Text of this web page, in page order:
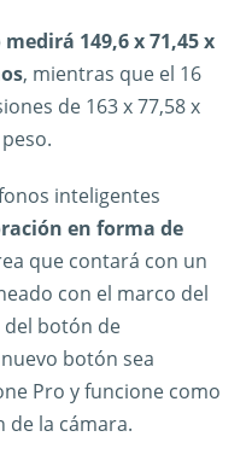
149,6 x 71,45 x
, mientras que el 16
de 163 x 77,58 x
inteligentes
en forma de
que contará con un
con el marco del
del botón de
botón sea
Pro y funcione como
de la cámara.